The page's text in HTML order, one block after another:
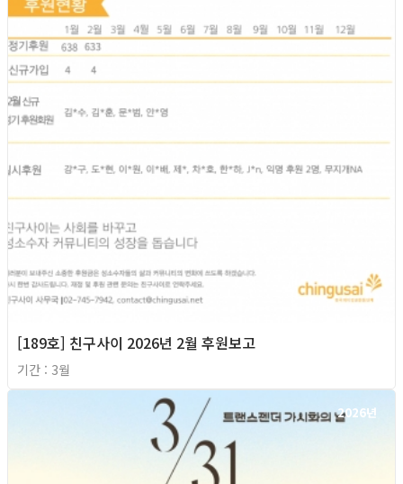
[189호] 친구사이 2026년 2월 후원보고
기간 : 3월
2026년